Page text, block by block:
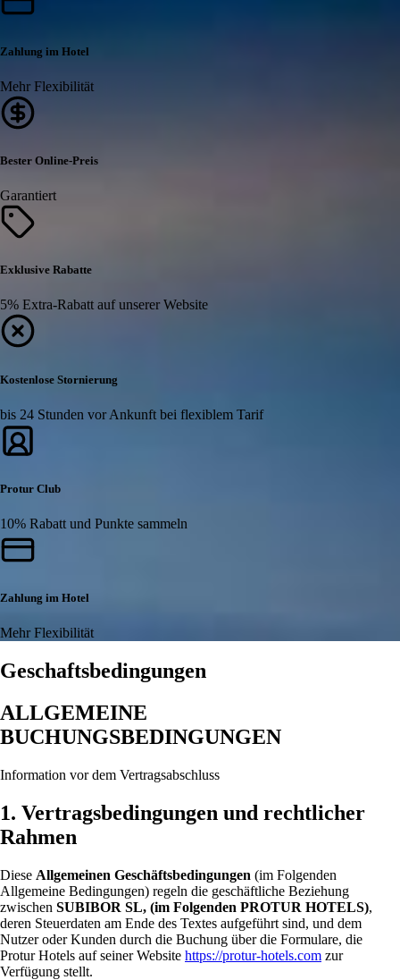
Zahlung im Hotel
Mehr Flexibilität
Bester Online-Preis
Garantiert
Exklusive Rabatte
5% Extra-Rabatt auf unserer Website
Kostenlose Stornierung
bis 24 Stunden vor Ankunft bei flexiblem Tarif
Protur Club
10% Rabatt und Punkte sammeln
Zahlung im Hotel
Mehr Flexibilität
Geschaftsbedingungen
ALLGEMEINE
BUCHUNGSBEDINGUNGEN
Information vor dem Vertragsabschluss
1. Vertragsbedingungen und rechtlicher
Rahmen
Diese Allgemeinen Geschäftsbedingungen (im Folgenden
Allgemeine Bedingungen) regeln die geschäftliche Beziehung
zwischen SUBIBOR SL, (im Folgenden PROTUR HOTELS),
deren Steuerdaten am Ende des Textes aufgeführt sind, und dem
Nutzer oder Kunden durch die Buchung über die Formulare, die
Protur Hotels auf seiner Website https://protur-hotels.com zur
Verfügung stellt.